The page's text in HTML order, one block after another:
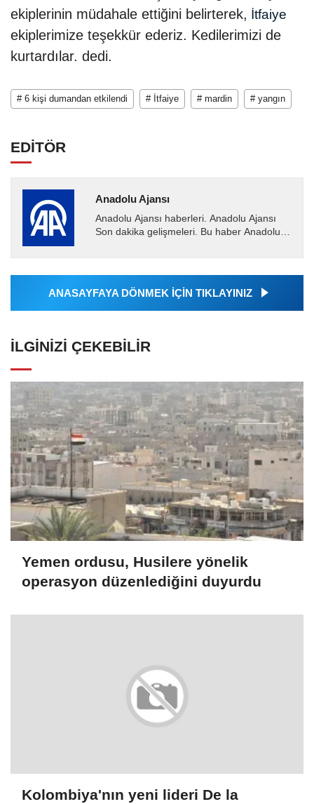
ekiplerinin müdahale ettiğini belirterek, İtfaiye
ekiplerimize teşekkür ederiz. Kedilerimizi de
kurtardılar. dedi.
# 6 kişi dumandan etkilendi # İtfaiye # mardin # yangın
EDİTÖR
Anadolu Ajansı
Anadolu Ajansı haberleri. Anadolu Ajansı
Son dakika gelişmeleri. Bu haber Anadolu
Ajansı tarafından...
ANASAYFAYA DÖNMEK İÇİN TIKLAYINIZ
İLGINIZI ÇEKEBILIR
Yemen ordusu, Husilere yönelik
operasyon düzenlediğini duyurdu
Kolombiya'nın yeni lideri De la